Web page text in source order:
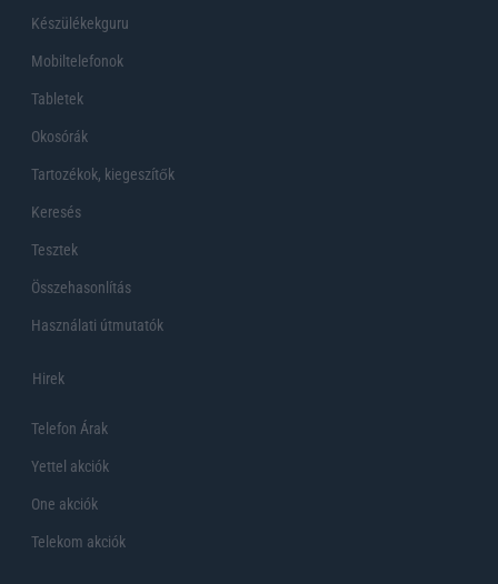
Készülékekguru
Mobiltelefonok
Tabletek
Okosórák
Tartozékok, kiegeszítők
Keresés
Tesztek
Összehasonlítás
Használati útmutatók
Hirek
Telefon Árak
Yettel akciók
One akciók
Telekom akciók